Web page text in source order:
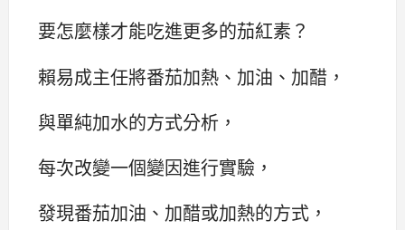
要怎麼樣才能吃進更多的茄紅素？
賴易成主任將番茄加熱、加油、加醋，
與單純加水的方式分析，
每次改變一個變因進行實驗，
發現番茄加油、加醋或加熱的方式，